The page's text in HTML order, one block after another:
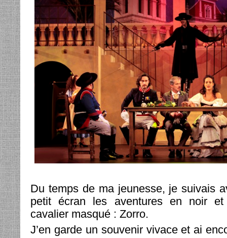
Du temps de ma jeunesse, je suivais
petit écran les aventures en noir et
cavalier masqué : Zorro.
J’en garde un souvenir vivace et ai